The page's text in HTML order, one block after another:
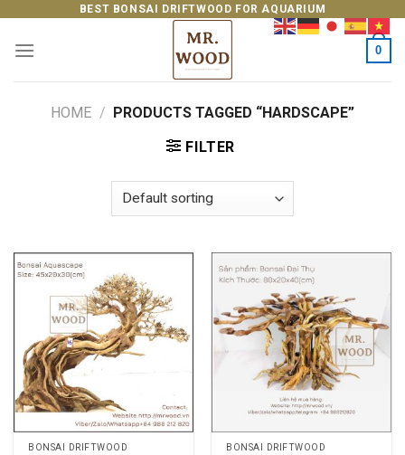
content
BEST BONSAI DRIFTWOOD FOR AQUARIUM
0
HOME / PRODUCTS TAGGED “HARDSCAPE”
FILTER
BONSAI DRIFTWOOD BONSAI DRIFTWOOD